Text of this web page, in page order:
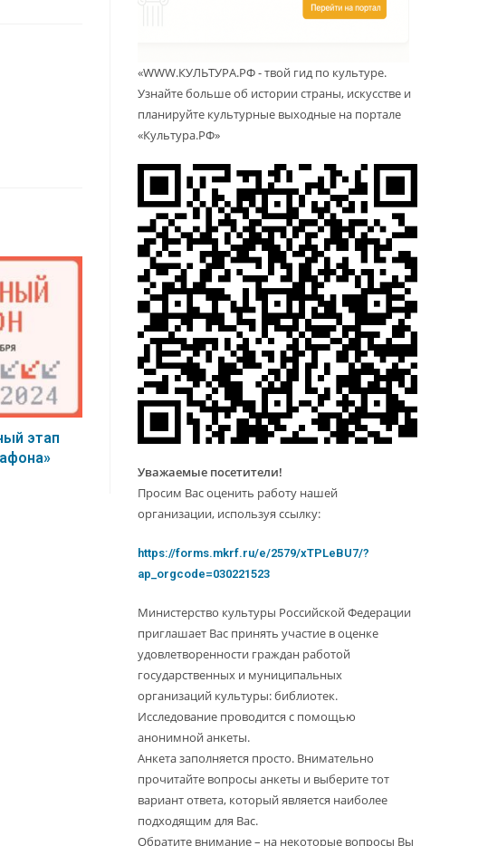
этап
«WWW.КУЛЬТУРА.РФ - твой гид по культуре.
Узнайте больше об истории страны, искусстве и
планируйте культурные выходные на портале
«Культура.РФ»
Уважаемые посетители!
Просим Вас оценить работу нашей
организации, используя ссылку:
https://forms.mkrf.ru/e/2579/xTPLeBU7/?
ap_orgcode=030221523
Министерство культуры Российской Федерации
приглашает Вас принять участие в оценке
удовлетворенности граждан работой
государственных и муниципальных
организаций культуры: библиотек.
Исследование проводится с помощью
анонимной анкеты.
Анкета заполняется просто. Внимательно
прочитайте вопросы анкеты и выберите тот
вариант ответа, который является наиболее
подходящим для Вас.
Обратите внимание – на некоторые вопросы Вы